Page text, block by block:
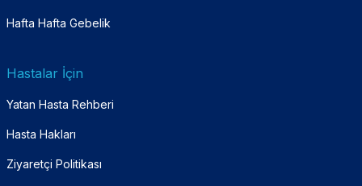
Hafta Hafta Gebelik
Hastalar İçin
Yatan Hasta Rehberi
Hasta Hakları
Ziyaretçi Politikası